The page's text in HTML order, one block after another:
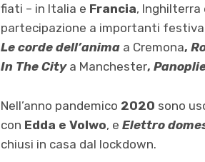
fiati – in Italia e Francia, Inghilterra
partecipazione a importanti
Le corde dell’anima a Cremona,
In The City a Manchester,
Nell’anno pandemico 2020 sono
con Edda e Volwo, e Elettro
chiusi in casa dal lockdown.